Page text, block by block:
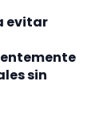
evitar
sin